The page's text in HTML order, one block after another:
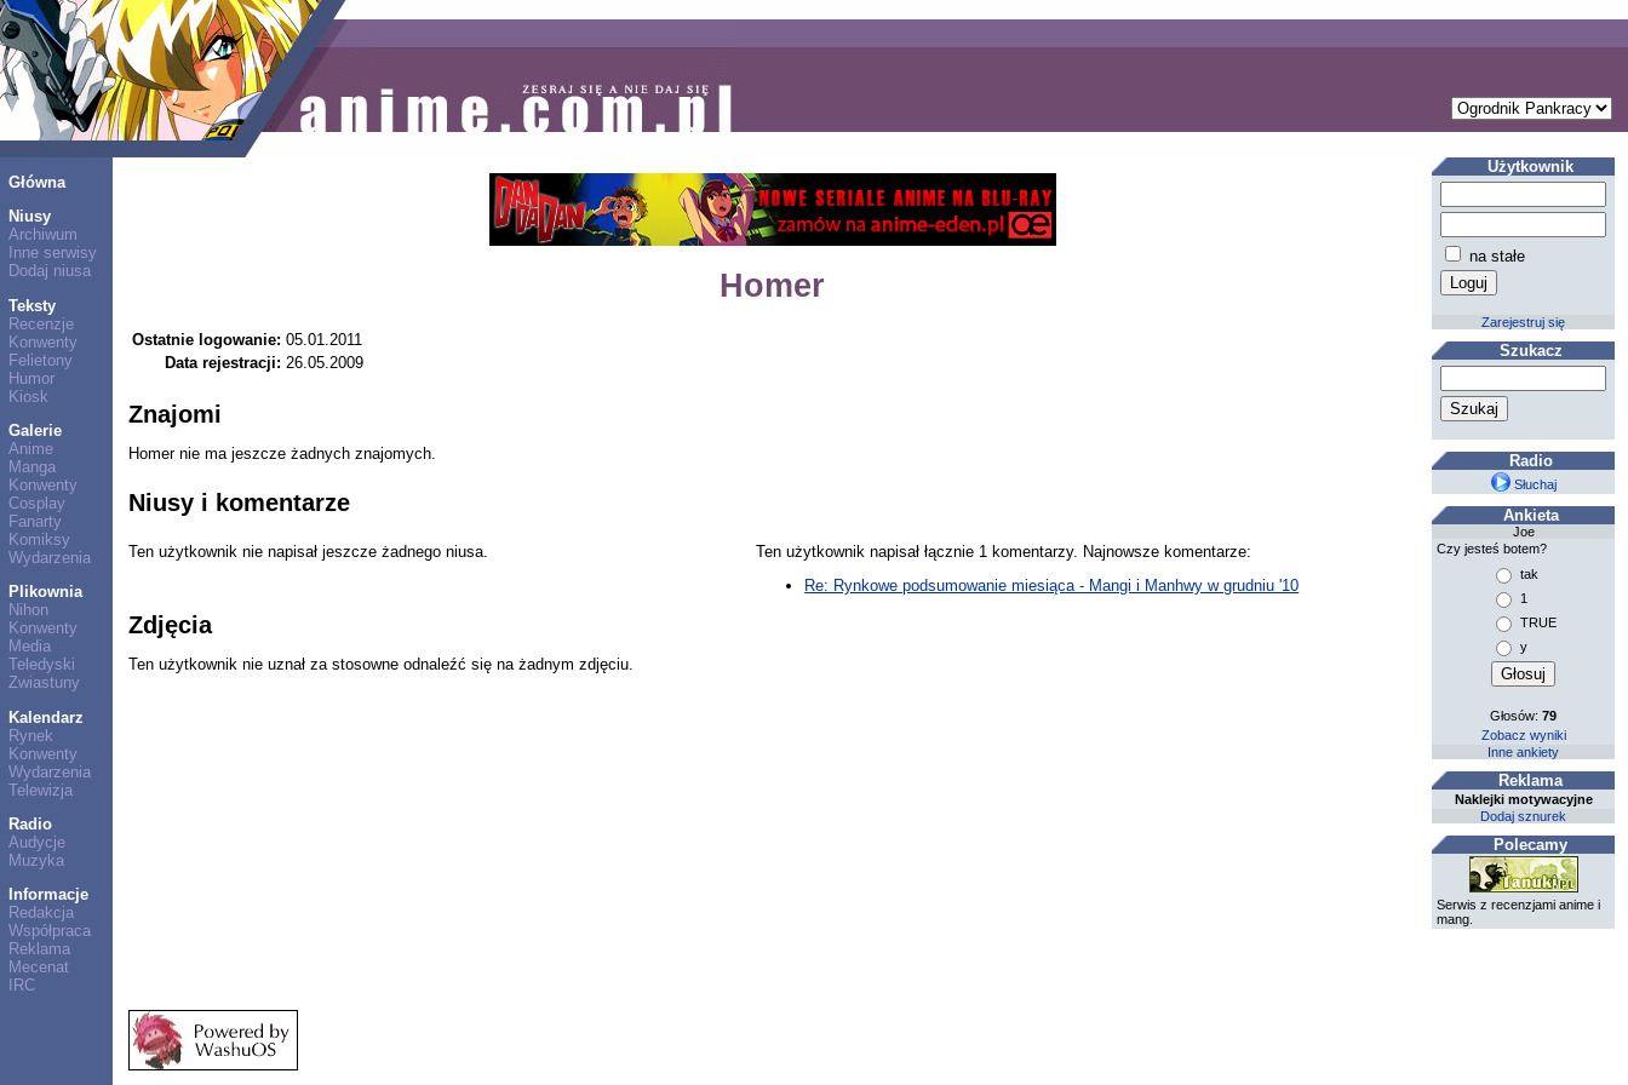
Główna
Niusy
Archiwum
Inne serwisy
Dodaj niusa
Teksty
Recenzje
Konwenty
Felietony
Humor
Kiosk
Galerie
Anime
Manga
Konwenty
Cosplay
Fanarty
Komiksy
Wydarzenia
Plikownia
Nihon
Konwenty
Media
Teledyski
Zwiastuny
Kalendarz
Rynek
Konwenty
Wydarzenia
Telewizja
Radio
Audycje
Muzyka
Informacje
Redakcja
Współpraca
Reklama
Mecenat
IRC
Homer
Ostatnie logowanie: 05.01.2011
Data rejestracji: 26.05.2009
Znajomi
Homer nie ma jeszcze żadnych znajomych.
Niusy i komentarze
Ten użytkownik nie napisał jeszcze żadnego niusa.
Ten użytkownik napisał łącznie 1 komentarzy. Najnowsze komentarze:
Re: Rynkowe podsumowanie miesiąca - Mangi i Manhwy w grudniu '10
Zdjęcia
Ten użytkownik nie uznał za stosowne odnaleźć się na żadnym zdjęciu.
Użytkownik
na stałe
Zarejestruj się
Szukacz
Radio
Słuchaj
Ankieta
Joe
Czy jesteś botem?
tak
1
TRUE
y
Głosów:79
Zobacz wyniki
Inne ankiety
Reklama
Naklejki motywacyjne
Dodaj sznurek
Polecamy
Serwis z recenzjami anime i
mang.